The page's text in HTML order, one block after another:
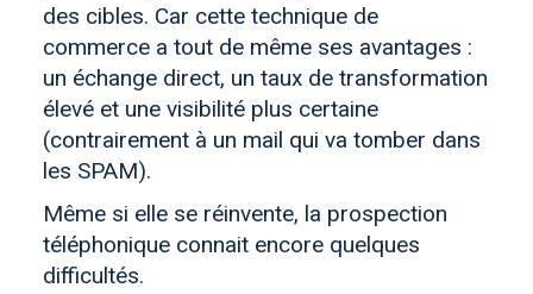
des cibles. Car cette technique de
commerce a tout de même ses avantages :
un échange direct, un taux de transformation
élevé et une visibilité plus certaine
(contrairement à un mail qui va tomber dans
les SPAM).
Même si elle se réinvente, la prospection
téléphonique connait encore quelques
difficultés.